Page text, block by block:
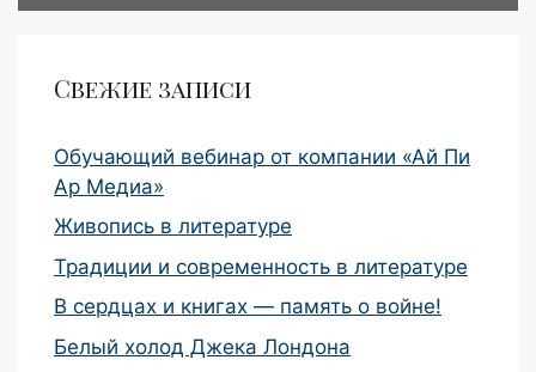
Свежие записи
Обучающий вебинар от компании «Ай Пи
Ар Медиа»
Живопись в литературе
Традиции и современность в литературе
В сердцах и книгах — память о войне!
Белый холод Джека Лондона